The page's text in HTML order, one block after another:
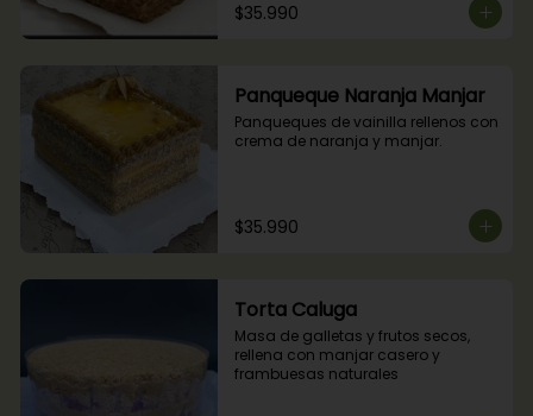
$35.990
Panqueque Naranja Manjar
Panqueques de vainilla rellenos con
crema de naranja y manjar.
$35.990
Torta Caluga
Masa de galletas y frutos secos,
rellena con manjar casero y
frambuesas naturales